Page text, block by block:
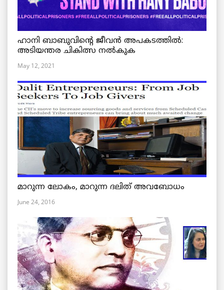
ഹാനി ബാബുവിന്റെ ജീവൻ അപകടത്തിൽ:
അടിയന്തര ചികിത്സ നൽകുക
May 12, 2021
മാറുന്ന ലോകം, മാറുന്ന ദലിത് അവബോധം
June 24, 2016